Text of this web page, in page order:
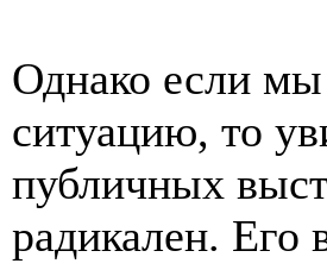
Однако если
ситуацию, то
публичных
радикален.